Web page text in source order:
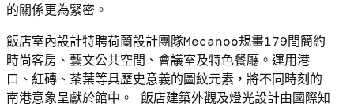
的關係更為緊密。
飯店室內設計特聘荷蘭設計團隊Mecanoo規畫179間簡約
時尚客房、藝文公共空間、會議室及特色餐廳。運用港
口、紅磚、茶葉等具歷史意義的圖紋元素，將不同時刻的
南港意象呈獻於館中。 飯店建築外觀及燈光設計由國際知